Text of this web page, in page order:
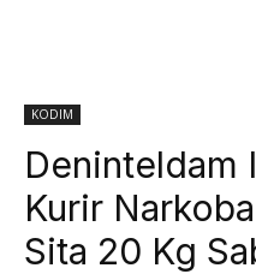
KODIM
Deninteldam
Kurir
Sita 20 Kg